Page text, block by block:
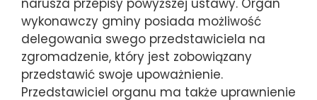
narusza przepisy powyższej ustawy. Organ
wykonawczy gminy posiada możliwość
delegowania swego przedstawiciela na
zgromadzenie, który jest zobowiązany
przedstawić swoje upoważnienie.
Przedstawiciel organu ma także uprawnienie